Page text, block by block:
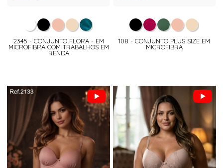
2345 - CONJUNTO FLORA - EM
MICROFIBRA COM TRABALHOS EM
RENDA
108 - CONJUNTO PLUS SIZE EM
MICROFIBRA